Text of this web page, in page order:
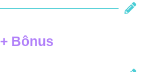
+ Bônus